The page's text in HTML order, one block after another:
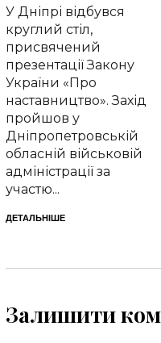
У Дніпрі відбувся
круглий стіл,
присвячений
презентації Закону
України «Про
наставництво». Захід
пройшов у
Дніпропетровській
обласній військовій
адміністрації за
участю...
ДЕТАЛЬНІШЕ
Залишити